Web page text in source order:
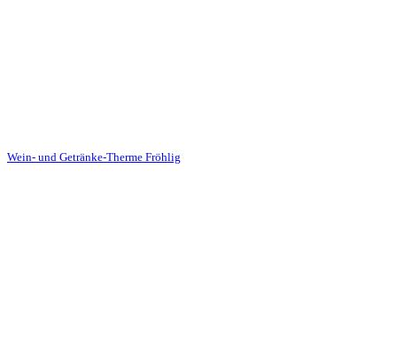
Wein- und Getränke-Therme Fröhlig